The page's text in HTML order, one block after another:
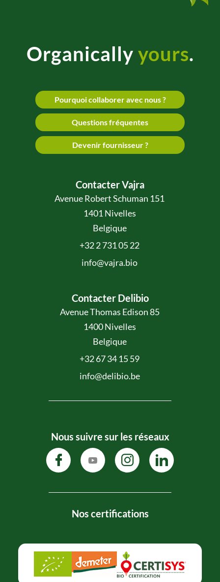
Organically yours.
Pourquoi collaborer avec nous ?
Questions fréquentes
Devenir fournisseur ?
Contacter Vajra
Avenue Robert Schuman 151
1401 Nivelles
Belgique
+32 2 731 05 22
info@vajra.bio
Contacter Delibio
Avenue Thomas Edison 85
1400 Nivelles
Belgique
+32 67 34 15 59
info@delibio.be
Nous suivre sur les réseaux
Nos certifications